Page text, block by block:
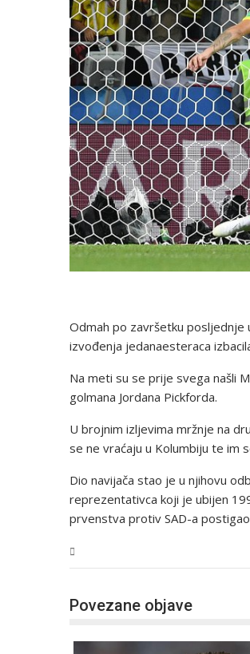
Odmah po završetku posljednje
izvođenja jedanaesteraca
Na meti su se prije svega našli
golmana Jordana Pickforda.
U brojnim izljevima mržnje na
se ne vraćaju u Kolumbiju te im
Dio navijača stao je u njihovu
reprezentativca koji je ubijen
prvenstva protiv SAD-a
Povezane objave